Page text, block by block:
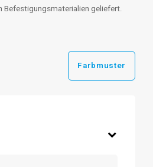
Befestigungsmaterialien geliefert.
Farbmuster